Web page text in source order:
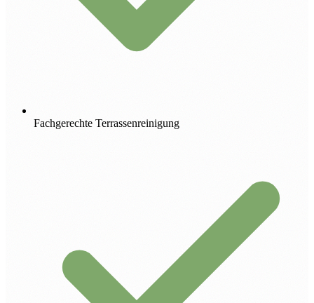
Fachgerechte Terrassenreinigung